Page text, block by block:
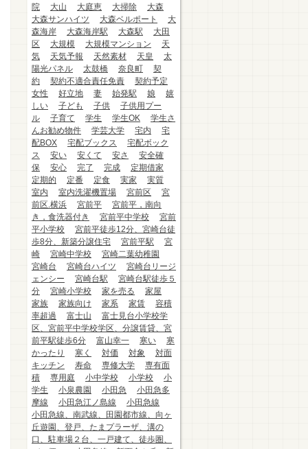
院
大山 大庭恵 大掃除
大森
大森サンハイツ
大森ベルポート
大
森海岸
大森海岸駅 大森駅
大田
区
大規模 大規模マンション
天
気
天気予報 天然素材 天皇
太
陽光パネル
太鼓橋 奈良町
契
約
契約不適合責任免責
契約予定
女性
好立地 妻 始発駅 娘
嬉
しい
子ども 子供
子供用プー
ル
子育て 学生 学生OK
学生さ
んお勧め物件
学芸大学 宅内
宅
配BOX
宅配ブックス
宅配ボック
ス
安い 安くて 安さ
安全確
保
安心 完了 完成
定期借家
定期的
定番 定食 実家
実質
室内
室内洗濯機置場 宮前区
宮
前区.横浜
宮前平
宮前平，南向
き，食洗器付き
宮前平中学校
宮前
平小学校
宮前平徒歩12分、宮崎台徒
歩8分、新築分譲住宅
宮前平駅
宮
崎
宮崎中学校
宮崎二葉幼稚園
宮崎台
宮崎台ハイツ
宮崎台リージ
ェンシー
宮崎台駅
宮崎台駅徒歩５
分
宮崎小学校 家を売る
家屋
家族
家族向け 家系 家賃
容積
率超過
富士山
富士見台小学校学
区、宮前平中学校学区、分譲賃貸、宮
前平駅徒歩6分
富山幸一 寒い
寒
かったり
寒く 対価 対象
対面
キッチン
寿命 専修大学
専有面
積
専用庭 小中学校 小学校
小
学生
小泉農園 小田急
小田急多
摩線
小田急江ノ島線
小田急線
小田急線、南武線、田園都市線、向ヶ
丘遊園、登戸、たまプラーザ、溝の
口、駐車場２台、一戸建て、徒歩圏、